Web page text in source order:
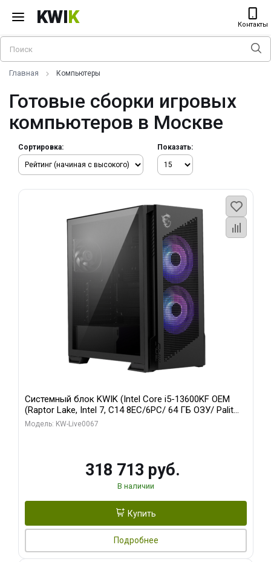
KWIK Контакты
Главная Компьютеры
Готовые сборки игровых
компьютеров в Москве
Сортировка: Показать:
Системный блок KWIK (Intel Core i5-13600KF OEM
(Raptor Lake, Intel 7, C14 8EC/6PC/ 64 ГБ ОЗУ/ Palit
RTX5080 GAMINGPRO OC 16GB GDDR7 256bit 3xDP
Модель: KW-Live0067
318 713 руб.
В наличии
Купить
Подробнее